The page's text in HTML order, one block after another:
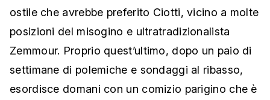
ostile che avrebbe preferito Ciotti, vicino a molte
posizioni del misogino e ultratradizionalista
Zemmour. Proprio quest’ultimo, dopo un paio di
settimane di polemiche e sondaggi al ribasso,
esordisce domani con un comizio parigino che è